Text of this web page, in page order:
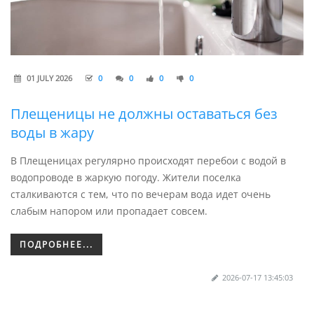
01 JULY 2026 0 0 0 0
Плещеницы не должны оставаться без
воды в жару
В Плещеницах регулярно происходят перебои с водой в
водопроводе в жаркую погоду. Жители поселка
сталкиваются с тем, что по вечерам вода идет очень
слабым напором или пропадает совсем.
ПОДРОБНЕЕ...
2026-07-17 13:45:03